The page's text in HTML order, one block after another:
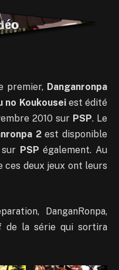
premier, Danganronpa
no Koukousei est édité
2010 sur PSP. Le
2est disponible
PSPégalement. Au
ces deux jeux ont leurs
DanganRonpa,
de la série qui sortira